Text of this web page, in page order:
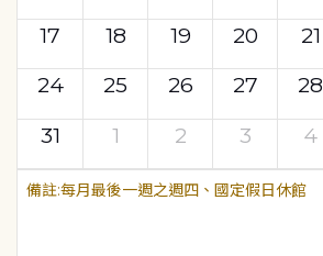
17
18 19 20 21
24
25 26 27 28
31
1 2 3 4
每月最後一週之週四、國定假日休館